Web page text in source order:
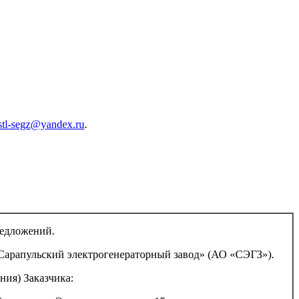
segz@yandex.ru.
электрогенераторный завод» (АО «СЭГЗ»).
Заказчика: